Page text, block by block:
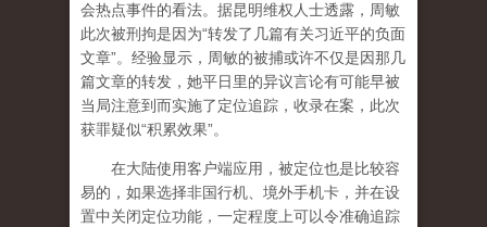
会热点事件的看法。据昆明维权人士透露，周敏
此次被刑拘是因为“转发了几篇有关习近平的负面
文章”。经验显示，周敏的被捕或许不仅是因那几
篇文章的转发，她平日里的异议言论有可能早被
当局注意到而实施了定位追踪，收录在案，此次
获罪疑似“积累效果”。
在大陆使用客户端应用，被定位也是比较容
易的，如果选择非国行机、境外手机卡，并在设
置中关闭定位功能，一定程度上可以令准确追踪